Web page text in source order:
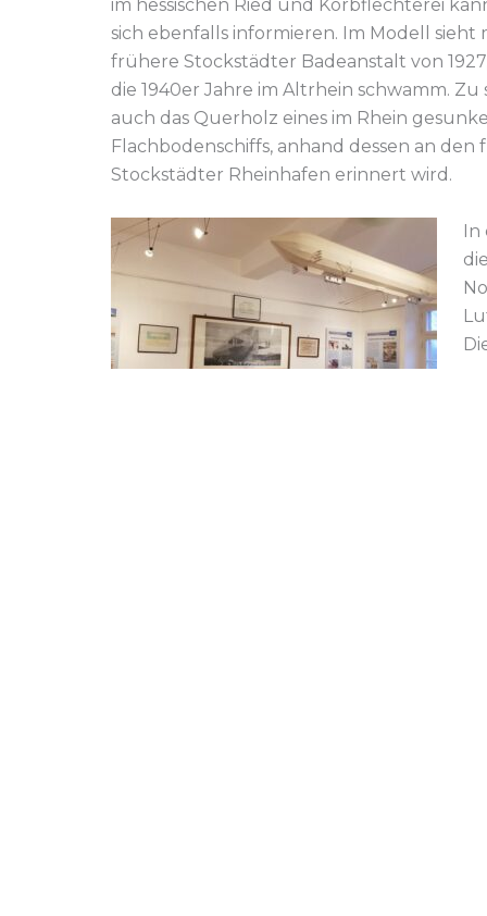
im hessischen Ried und Korbflechterei
sich ebenfalls informieren. Im Modell sieht
frühere Stockstädter Badeanstalt von
die 1940er Jahre im Altrhein schwamm. Zu
auch das Querholz eines im Rhein
Flachbodenschiffs, anhand dessen an den
Stockstädter Rheinhafen erinnert wird.
In